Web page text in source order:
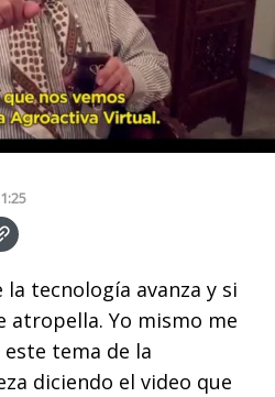
tecnología avanza y si
atropella. Yo mismo me
tema de la
diciendo el video que